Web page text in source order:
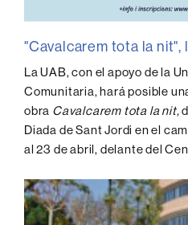
"Cavalcarem tota la
La UAB, con el apoyo de la
Comunitaria, hará posible
obra Cavalcarem tota la nit,
Diada de Sant Jordi en el
al 23 de abril, delante del